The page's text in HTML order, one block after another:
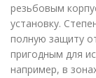
резьбовым
установку.
полную защиту
пригодным для
например, в